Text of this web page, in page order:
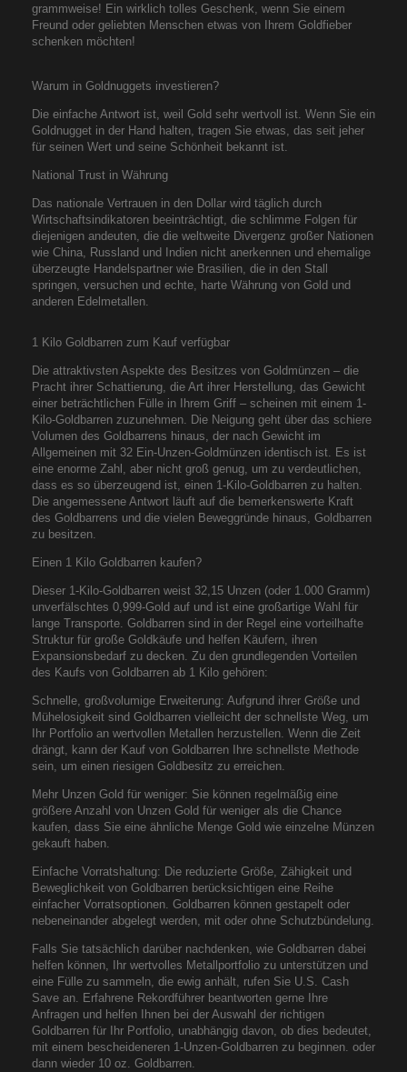
grammweise! Ein wirklich tolles Geschenk, wenn Sie einem
Freund oder geliebten Menschen etwas von Ihrem Goldfieber
schenken möchten!
Warum in Goldnuggets investieren?
Die einfache Antwort ist, weil Gold sehr wertvoll ist. Wenn Sie ein
Goldnugget in der Hand halten, tragen Sie etwas, das seit jeher
für seinen Wert und seine Schönheit bekannt ist.
National Trust in Währung
Das nationale Vertrauen in den Dollar wird täglich durch
Wirtschaftsindikatoren beeinträchtigt, die schlimme Folgen für
diejenigen andeuten, die die weltweite Divergenz großer Nationen
wie China, Russland und Indien nicht anerkennen und ehemalige
überzeugte Handelspartner wie Brasilien, die in den Stall
springen, versuchen und echte, harte Währung von Gold und
anderen Edelmetallen.
1 Kilo Goldbarren zum Kauf verfügbar
Die attraktivsten Aspekte des Besitzes von Goldmünzen – die
Pracht ihrer Schattierung, die Art ihrer Herstellung, das Gewicht
einer beträchtlichen Fülle in Ihrem Griff – scheinen mit einem 1-
Kilo-Goldbarren zuzunehmen. Die Neigung geht über das schiere
Volumen des Goldbarrens hinaus, der nach Gewicht im
Allgemeinen mit 32 Ein-Unzen-Goldmünzen identisch ist. Es ist
eine enorme Zahl, aber nicht groß genug, um zu verdeutlichen,
dass es so überzeugend ist, einen 1-Kilo-Goldbarren zu halten.
Die angemessene Antwort läuft auf die bemerkenswerte Kraft
des Goldbarrens und die vielen Beweggründe hinaus, Goldbarren
zu besitzen.
Einen 1 Kilo Goldbarren kaufen?
Dieser 1-Kilo-Goldbarren weist 32,15 Unzen (oder 1.000 Gramm)
unverfälschtes 0,999-Gold auf und ist eine großartige Wahl für
lange Transporte. Goldbarren sind in der Regel eine vorteilhafte
Struktur für große Goldkäufe und helfen Käufern, ihren
Expansionsbedarf zu decken. Zu den grundlegenden Vorteilen
des Kaufs von Goldbarren ab 1 Kilo gehören:
Schnelle, großvolumige Erweiterung: Aufgrund ihrer Größe und
Mühelosigkeit sind Goldbarren vielleicht der schnellste Weg, um
Ihr Portfolio an wertvollen Metallen herzustellen. Wenn die Zeit
drängt, kann der Kauf von Goldbarren Ihre schnellste Methode
sein, um einen riesigen Goldbesitz zu erreichen.
Mehr Unzen Gold für weniger: Sie können regelmäßig eine
größere Anzahl von Unzen Gold für weniger als die Chance
kaufen, dass Sie eine ähnliche Menge Gold wie einzelne Münzen
gekauft haben.
Einfache Vorratshaltung: Die reduzierte Größe, Zähigkeit und
Beweglichkeit von Goldbarren berücksichtigen eine Reihe
einfacher Vorratsoptionen. Goldbarren können gestapelt oder
nebeneinander abgelegt werden, mit oder ohne Schutzbündelung.
Falls Sie tatsächlich darüber nachdenken, wie Goldbarren dabei
helfen können, Ihr wertvolles Metallportfolio zu unterstützen und
eine Fülle zu sammeln, die ewig anhält, rufen Sie U.S. Cash
Save an. Erfahrene Rekordführer beantworten gerne Ihre
Anfragen und helfen Ihnen bei der Auswahl der richtigen
Goldbarren für Ihr Portfolio, unabhängig davon, ob dies bedeutet,
mit einem bescheideneren 1-Unzen-Goldbarren zu beginnen. oder
dann wieder 10 oz. Goldbarren.